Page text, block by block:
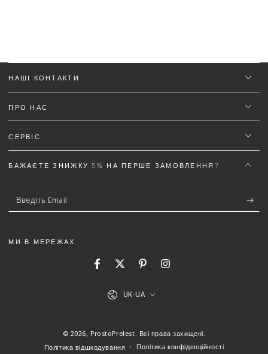
Email
(Можна завантажити файли gif, jpg, png до 5 МБ)
Скасувати Відправити відгук
НАШІ КОНТАКТИ
ПРО НАС
СЕРВІС
БАЖАЄТЕ ЗНИЖКУ 5% НА ПЕРШЕ ЗАМОВЛЕННЯ?
Введіть
Email
МИ В МЕРЕЖАХ
FacebookTwitterPinterestInstagram
© 2026, ProstoPrelest . Всі права захищені.
Політика відшкодування
Політика конфіденційності
UK-UA